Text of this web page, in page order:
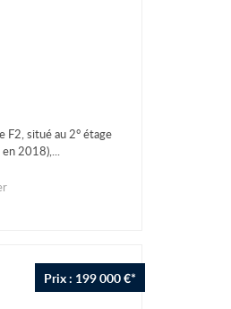
F2, situé au 2° étage
2018),...
Prix : 199 000 €*